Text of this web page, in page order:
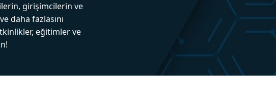
girişimcilerin ve
daha fazlasını
eğitimler ve